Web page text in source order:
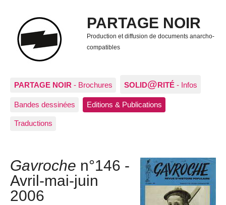
PARTAGE NOIR
Production et diffusion de documents anarcho-
compatibles
PARTAGE NOIR - Brochures SOLID@RITÉ - Infos
Bandes dessinées Editions & Publications
Traductions
Gavroche n°146 -
Avril-mai-juin
2006